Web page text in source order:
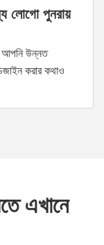
লোগো পুনরায়
আপনি উন্নত
করার কথাও
এখানে